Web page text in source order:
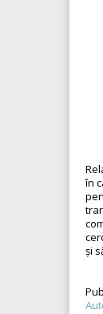
în
și